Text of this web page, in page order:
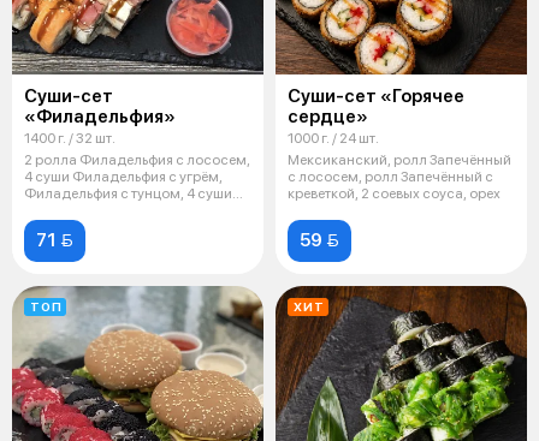
Суши-сет
«Филадельфия»
1400 г. / 32 шт.
2 ролла Филадельфия с лососем,
4 суши Филадельфия с угрём,
Филадельфия с тунцом, 4 суши
71 
Суши-сет «Горячее
сердце»
1000 г. / 24 шт.
Мексиканский, ролл Запечённый
с лососем, ролл Запечённый с
креветкой, 2 соевых соуса, орех
59 
ТОП ХИТ